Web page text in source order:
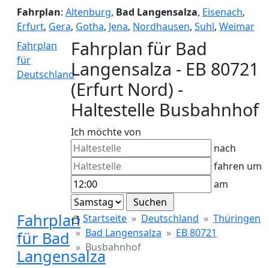
Fahrplan: Altenburg, Bad Langensalza, Eisenach,
Erfurt, Gera, Gotha, Jena, Nordhausen, Suhl, Weimar
Fahrplan
für
Deutschland
Fahrplan für Bad
Langensalza - EB 80721
(Erfurt Nord) -
Haltestelle Busbahnhof
Ich möchte von
nach
fahren um
am
Fahrplan
für Bad
Langensalza
Startseite Deutschland
Thüringen
Bad Langensalza
EB 80721
Busbahnhof